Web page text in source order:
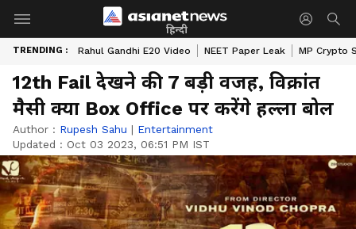
हिन्दी
TRENDING : Rahul Gandhi E20 Video NEET Paper Leak MP Crypto
12th Fail देखने की 7 बड़ी वजह, विक्रांत
मैसी क्या Box Office पर करेंगे हल्ला बोल
Author : Rupesh Sahu | Entertainment
Updated : Oct 03 2023, 06:51 PM IST